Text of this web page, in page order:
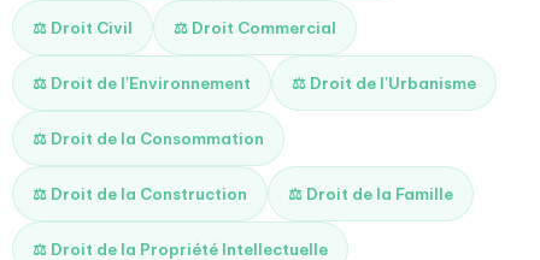
⚖️ Droit Civil ⚖️ Droit Commercial
⚖️ Droit de l'Environnement ⚖️ Droit de l'Urbanisme
⚖️ Droit de la Consommation
⚖️ Droit de la Construction ⚖️ Droit de la Famille
⚖️ Droit de la Propriété Intellectuelle